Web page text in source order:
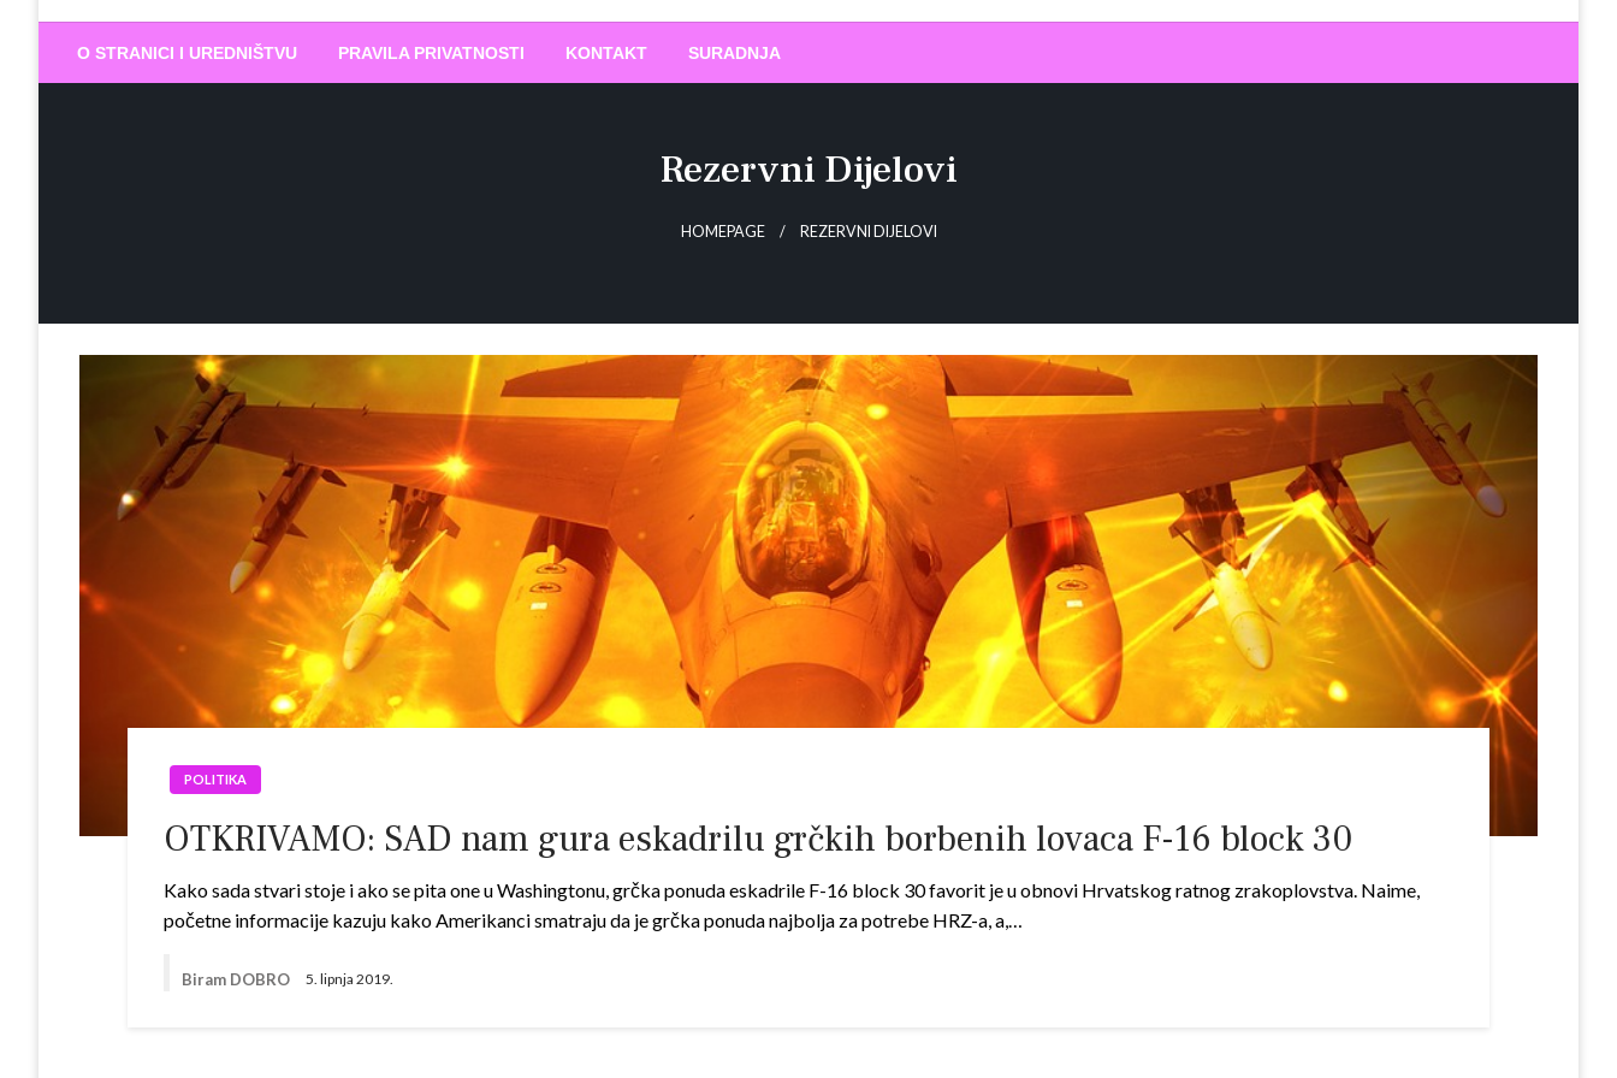
Biram DOBRO
O STRANICI I UREDNIŠTVU PRAVILA PRIVATNOSTI KONTAKT SURADNJA
Rezervni Dijelovi
HOMEPAGE REZERVNI DIJELOVI
POLITIKA
OTKRIVAMO: SAD nam gura eskadrilu grčkih borbenih lovaca F-16 block 30
Kako sada stvari stoje i ako se pita one u Washingtonu, grčka ponuda eskadrile F-16 block 30 favorit je u obnovi Hrvatskog ratnog zrakoplovstva. Naime,
početne informacije kazuju kako Amerikanci smatraju da je grčka ponuda najbolja za potrebe HRZ-a, a,…
Biram DOBRO 5. lipnja 2019.